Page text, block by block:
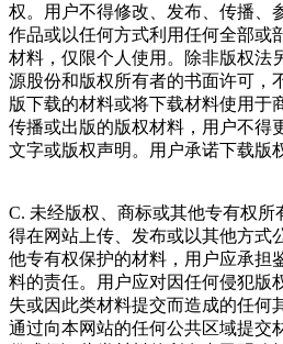
权。用户不得修改、发布、传播、
作品或以任何方式利用任何全部或
材料，仅限个人使用。除非版权法
源股份和版权所有者的书面许可，
版下载的材料或将下载材料使用于
传播或出版的版权材料，用户不得
文字或版权声明。用户承诺下载版
C. 未经版权、商标或其他专有权所
得在网站上传、发布或以其他方式
他专有权保护的材料，用户应承担
料的责任。用户应对因任何侵犯版
失或因此类材料提交而造成的任何
通过向本网站的任何公共区域提交